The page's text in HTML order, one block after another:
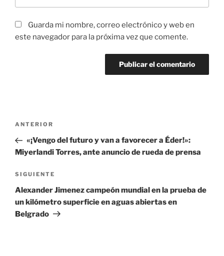
Guarda mi nombre, correo electrónico y web en
este navegador para la próxima vez que comente.
Navegación
entradas
Entrada
anterior:
ANTERIOR
«¡Vengo del futuro y van a favorecer a Éder!»:
Miyerlandi Torres, ante anuncio de rueda de prensa
Siguiente
entrada
SIGUIENTE
Alexander Jimenez campeón mundial en la prueba de
un kilómetro superficie en aguas abiertas en
Belgrado